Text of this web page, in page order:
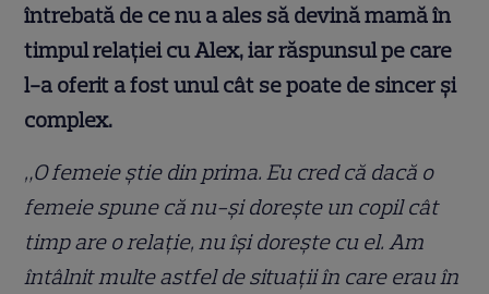
întrebată de ce nu a ales să devină mamă în
timpul relației cu Alex, iar răspunsul pe care
l-a oferit a fost unul cât se poate de sincer și
complex.
„O femeie știe din prima. Eu cred că dacă o
femeie spune că nu-și dorește un copil cât
timp are o relație, nu își dorește cu el. Am
întâlnit multe astfel de situații în care erau în